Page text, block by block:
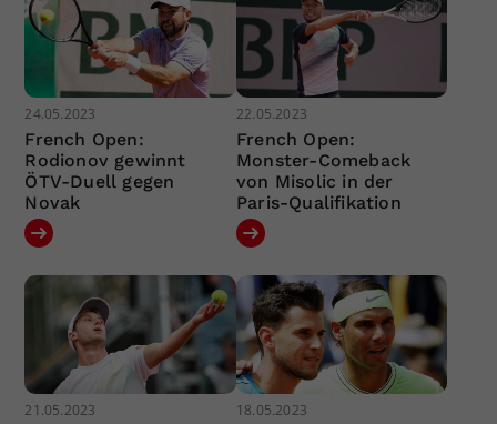
24.05.2023
French Open:
Rodionov gewinnt
ÖTV-Duell gegen
Novak
22.05.2023
French Open:
Monster-Comeback
von Misolic in der
Paris-Qualifikation
21.05.2023 18.05.2023